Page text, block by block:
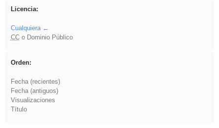
Licencia:
Cualquiera
CCo Dominio Público
Orden:
Fecha (recientes)
Fecha (antiguos)
Visualizaciones
Título